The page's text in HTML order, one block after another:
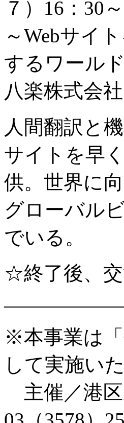
７）16：30
～Webサイ
するワール
八楽株式会
人間翻訳と
サイトを早
供。世界に
グローバル
でいる。
☆終了後、
※本事業は
して実施い
主催／港